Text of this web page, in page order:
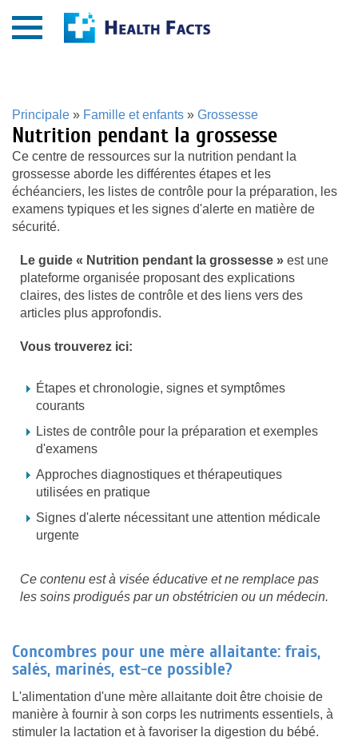
Principale » Famille et enfants » Grossesse
Nutrition pendant la grossesse
Ce centre de ressources sur la nutrition pendant la
grossesse aborde les différentes étapes et les
échéanciers, les listes de contrôle pour la préparation, les
examens typiques et les signes d'alerte en matière de
sécurité.
Le guide « Nutrition pendant la grossesse » est une
plateforme organisée proposant des explications
claires, des listes de contrôle et des liens vers des
articles plus approfondis.
Vous trouverez ici:
Étapes et chronologie, signes et symptômes
courants
Listes de contrôle pour la préparation et exemples
d'examens
Approches diagnostiques et thérapeutiques
utilisées en pratique
Signes d'alerte nécessitant une attention médicale
urgente
Ce contenu est à visée éducative et ne remplace pas
les soins prodigués par un obstétricien ou un médecin.
Concombres pour une mère allaitante: frais,
salés, marinés, est-ce possible?
L'alimentation d'une mère allaitante doit être choisie de
manière à fournir à son corps les nutriments essentiels, à
stimuler la lactation et à favoriser la digestion du bébé.